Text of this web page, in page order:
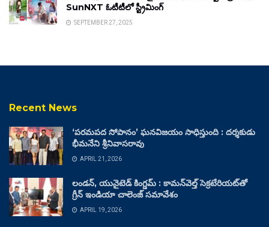
SunNXT ఓటీటీలో స్ట్రీమింగ్
SEPTEMBER 27, 2025
Recent News
‘పరమపద సోపానం’ ఘనవిజయం సాధిస్తుంది : దర్శకుడు
భీమనేని శ్రీనివాసరావు
APRIL 21, 2026
లండన్, యునైటెడ్ కింగ్డమ్ : కామన్‌వెల్త్ సెక్రటేరియట్‌తో
గ్రీన్ ఇండియా చాలెంజ్ సమావేశం
APRIL 19, 2026